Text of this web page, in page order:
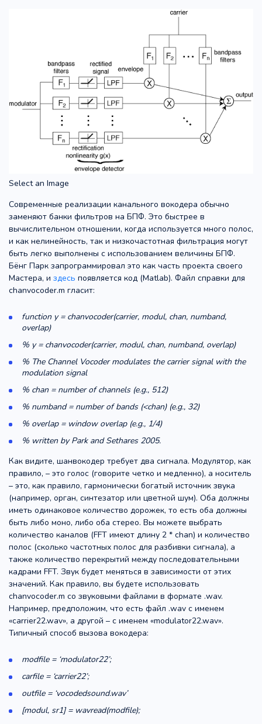
Select an Image
Современные реализации канального вокодера обычно
заменяют банки фильтров на БПФ. Это быстрее в
вычислительном отношении, когда используется много полос,
и как нелинейность, так и низкочастотная фильтрация могут
быть легко выполнены с использованием величины БПФ.
Бёнг Парк запрограммировал это как часть проекта своего
Мастера, и здесь появляется код (Matlab). Файл справки для
chanvocoder.m гласит:
function y = chanvocoder(carrier, modul, chan, numband,
overlap)
% y = chanvocoder(carrier, modul, chan, numband, overlap)
% The Channel Vocoder modulates the carrier signal with the
modulation signal
% chan = number of channels (e.g., 512)
% numband = number of bands (<chan) (e.g., 32)
% overlap = window overlap (e.g., 1/4)
% written by Park and Sethares 2005.
Как видите, шанвокодер требует два сигнала. Модулятор, как
правило, – это голос (говорите четко и медленно), а носитель
– это, как правило, гармонически богатый источник звука
(например, орган, синтезатор или цветной шум). Оба должны
иметь одинаковое количество дорожек, то есть оба должны
быть либо моно, либо оба стерео. Вы можете выбрать
количество каналов (FFT имеют длину 2 * chan) и количество
полос (сколько частотных полос для разбивки сигнала), а
также количество перекрытий между последовательными
кадрами FFT. Звук будет меняться в зависимости от этих
значений. Как правило, вы будете использовать
chanvocoder.m со звуковыми файлами в формате .wav.
Например, предположим, что есть файл .wav с именем
«carrier22.wav», а другой – с именем «modulator22.wav».
Типичный способ вызова вокодера:
modfile = ‘modulator22’;
carfile = ‘carrier22’;
outfile = ‘vocodedsound.wav’
[modul, sr1] = wavread(modfile);